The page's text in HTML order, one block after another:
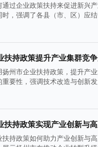
过企业政策扶持来促进新兴
，强调了各县（市、区）应
扶持政策提升产业集群竞
州市企业扶持政策，提升产
要性，强调技术改造与创新
扶持政策实现产业创新与
持政策如何助力产业创新与